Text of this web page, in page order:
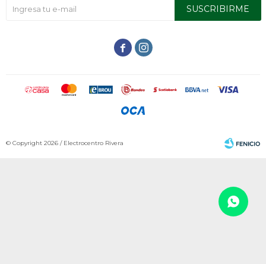
SUSCRIBIRME
 
© Copyright 2026 / Electrocentro Rivera